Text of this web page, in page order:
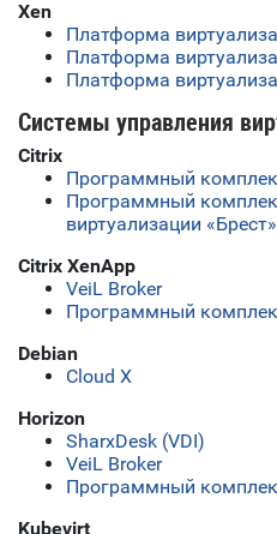
Xen
Платформа
Платформа
Платформа
Системы управления
Citrix
Программный
Программный
виртуализации «Брест»
Citrix XenApp
VeiL Broker
Программный
Debian
Cloud X
Horizon
SharxDesk (VDI)
VeiL Broker
Программный
Kubevirt